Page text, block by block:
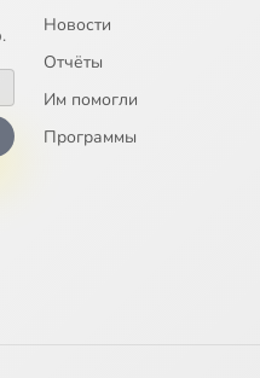
Новости
Отчёты
Им помогли
Программы